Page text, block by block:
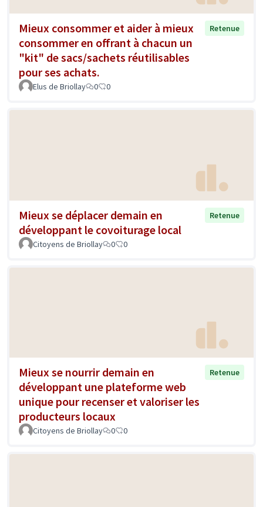
Mieux consommer et aider à mieux
consommer en offrant à chacun un
"kit" de sacs/sachets réutilisables
pour ses achats.
Retenue
Elus de Briollay 0 0
Mieux se déplacer demain en
développant le covoiturage local
Retenue
Citoyens de Briollay 0 0
Mieux se nourrir demain en
développant une plateforme web
unique pour recenser et valoriser les
producteurs locaux
Retenue
Citoyens de Briollay 0 0